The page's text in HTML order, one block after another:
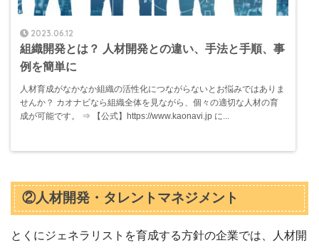
2023.06.12
組織開発とは？ 人材開発との違い、手法と手順、事
例を簡単に
人材育成がなかなか組織の活性化につながらないとお悩みではありま
せんか？ カオナビなら組織全体を見ながら、個々の適切な人材の育
成が可能です。 ⇒ 【公式】https://www.kaonavi.jp に...
②人材開発・タレントマネジメント
とくにジェネラリストを育成する方針の企業では、人材開